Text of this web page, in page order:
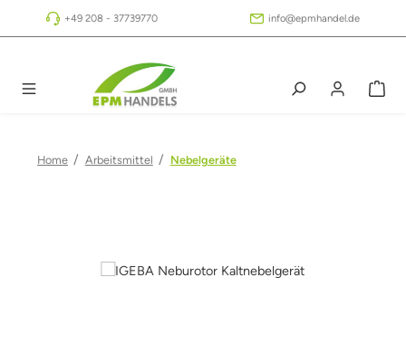
Zum Hauptinhalt springen
+49 208 - 37739770 info@epmhandel.de
Home / Arbeitsmittel / Nebelgeräte
Bildergalerie überspringen